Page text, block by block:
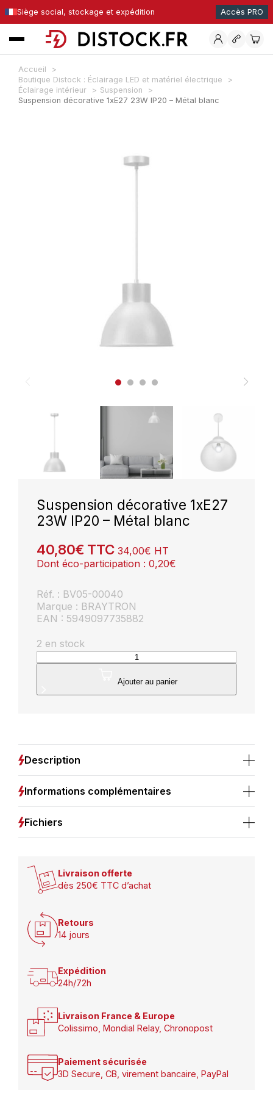
Siège social, stockage et expédition Accès PRO
Accueil
Boutique Distock : Éclairage LED et matériel électrique
Éclairage intérieur
Suspension
Suspension décorative 1xE27 23W IP20 – Métal blanc
Suspension décorative 1xE27
23W IP20 – Métal blanc
40,80€ TTC 34,00€ HT
Dont éco-participation : 0,20€
Réf. : BV05-00040
Marque : BRAYTRON
EAN : 5949097735882
2 en stock
quantité
de
décorative
–
Métal
blanc
Ajouter au panier
Description
Informations complémentaires
Fichiers
Livraison offerte
dès 250€ TTC d’achat
Retours
14 jours
Expédition
24h/72h
Livraison France & Europe
Colissimo, Mondial Relay, Chronopost
Paiement sécurisée
3D Secure, CB, virement bancaire, PayPal